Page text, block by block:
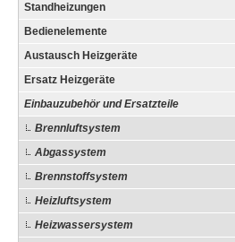
Standheizungen
Bedienelemente
Austausch Heizgeräte
Ersatz Heizgeräte
Einbauzubehör und Ersatzteile
Brennluftsystem
Abgassystem
Brennstoffsystem
Heizluftsystem
Heizwassersystem